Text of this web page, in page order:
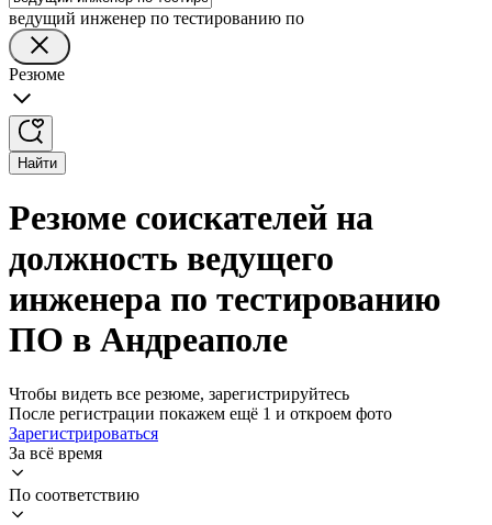
ведущий инженер по тестированию по
Резюме
Найти
Резюме соискателей на
должность ведущего
инженера по тестированию
ПО в Андреаполе
Чтобы видеть все резюме, зарегистрируйтесь
После регистрации покажем ещё 1 и откроем фото
Зарегистрироваться
За всё время
По соответствию